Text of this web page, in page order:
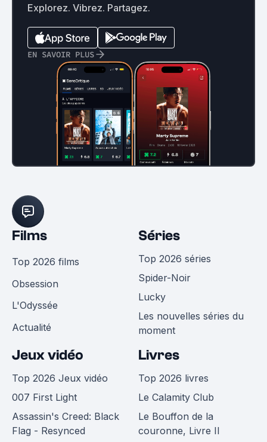
Explorez. Vibrez. Partagez.
EN SAVOIR PLUS
Films
Top 2026 films
Obsession
L'Odyssée
Actualité
Séries
Top 2026 séries
Spider-Noir
Lucky
Les nouvelles séries du
moment
Jeux vidéo
Top 2026 Jeux vidéo
007 First Light
Assassin's Creed: Black
Flag - Resynced
Livres
Top 2026 livres
Le Calamity Club
Le Bouffon de la
couronne, Livre II